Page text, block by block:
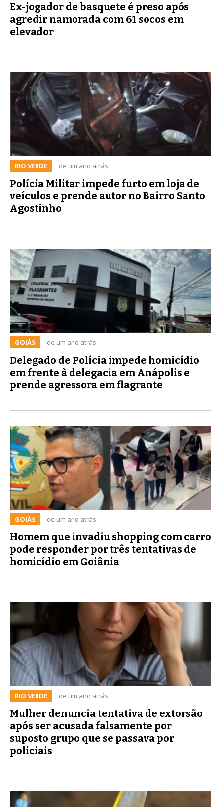
Ex-jogador de basquete é preso após
agredir namorada com 61 socos em
elevador
RIO VERDE de um ano atrás
Polícia Militar impede furto em loja de
veículos e prende autor no Bairro Santo
Agostinho
GOIÁS de um ano atrás
Delegado de Polícia impede homicídio
em frente à delegacia em Anápolis e
prende agressora em flagrante
GOIÁS de um ano atrás
Homem que invadiu shopping com carro
pode responder por três tentativas de
homicídio em Goiânia
RIO VERDE de um ano atrás
Mulher denuncia tentativa de extorsão
após ser acusada falsamente por
suposto grupo que se passava por
policiais